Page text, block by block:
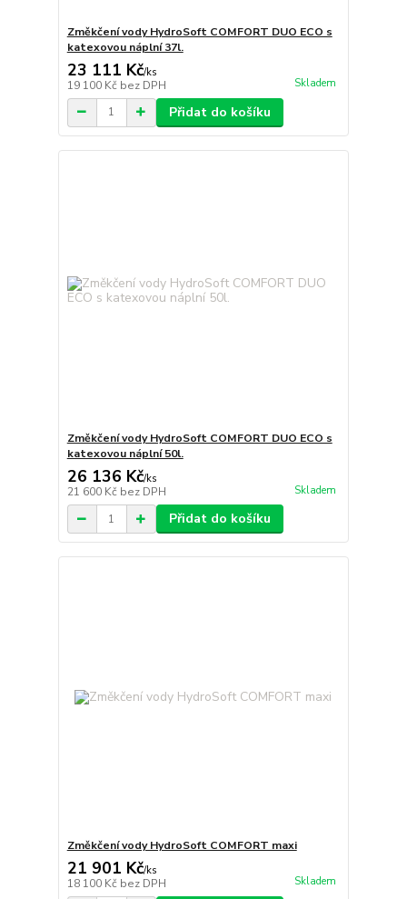
Změkčení vody HydroSoft COMFORT DUO ECO s
katexovou náplní 37l.
23 111 Kč/ks
19 100 Kč bez DPH Skladem
Přidat do košíku
Změkčení vody HydroSoft COMFORT DUO ECO s
katexovou náplní 50l.
26 136 Kč/ks
21 600 Kč bez DPH Skladem
Přidat do košíku
Změkčení vody HydroSoft COMFORT maxi
21 901 Kč/ks
18 100 Kč bez DPH Skladem